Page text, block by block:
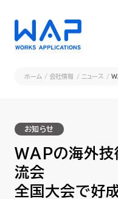
HUE 機能一覧
サービス
ホーム 会社情報 ニュース
お知らせ
WAPの海外技
流会
全国大会で好